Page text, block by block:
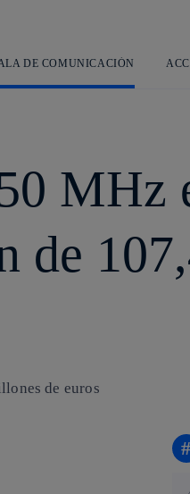
La
DE COMUNICACIÓN
MHz
de
de euros
#